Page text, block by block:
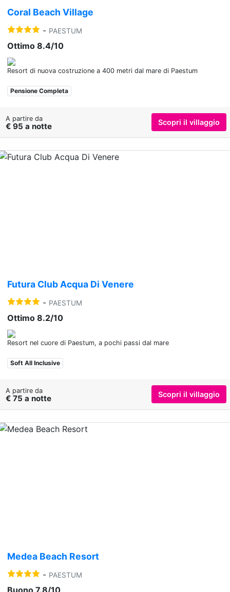
Coral Beach Village
- PAESTUM
Ottimo 8.4/10
Resort di nuova costruzione a 400 metri dal mare di Paestum
Pensione Completa
A partire da
€ 95 a notte Scopri il villaggio
Futura Club Acqua Di Venere
- PAESTUM
Ottimo 8.2/10
Resort nel cuore di Paestum, a pochi passi dal mare
Soft All Inclusive
A partire da
€ 75 a notte Scopri il villaggio
Medea Beach Resort
- PAESTUM
Buono 7.8/10